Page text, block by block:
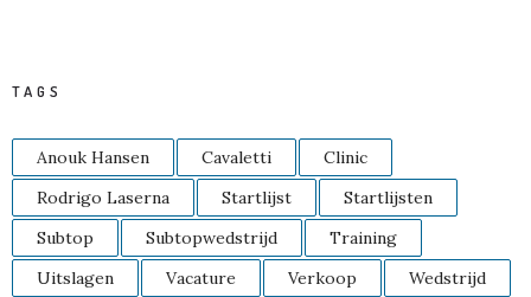
TAGS
Anouk Hansen Cavaletti
Clinic
Rodrigo Laserna
Startlijst
Startlijsten
Subtop
Subtopwedstrijd
Training
Uitslagen
Vacature Verkoop
Wedstrijd